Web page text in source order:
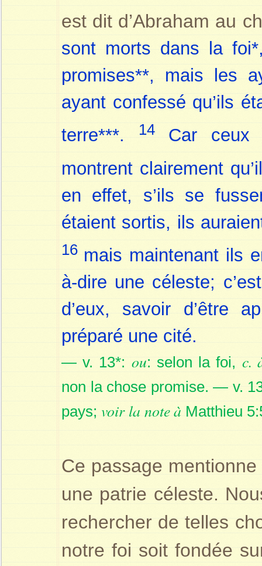
est dit d’Abraham au
sont morts dans la
promises**, mais les
ayant confessé qu’ils
terre***.
14 Car ceux
montrent clairement
en effet, s’ils se
étaient sortis, ils
16 mais maintenant ils
à-dire une céleste;
d’eux, savoir d’être
préparé une cité.
— v. 13*: ou: selon la foi, c.
non la chose promise. — v.
pays; voir la note à Matthieu
Ce passage
une patrie céleste.
rechercher de telles
notre foi soit fondée